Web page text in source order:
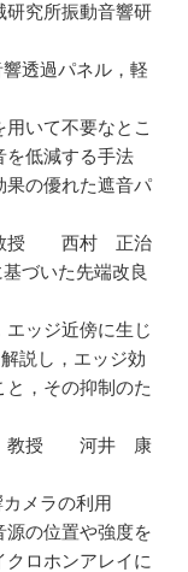
究所振動音響研
透過パネル，軽
いて不要なとこ
を低減する手法
果の優れた遮音パ
教授 西村 正治
づいた先端改良
ッジ近傍に生じ
説し，エッジ効
，その抑制のた
教授 河井 康
メラの利用
の位置や強度を
ロホンアレイに